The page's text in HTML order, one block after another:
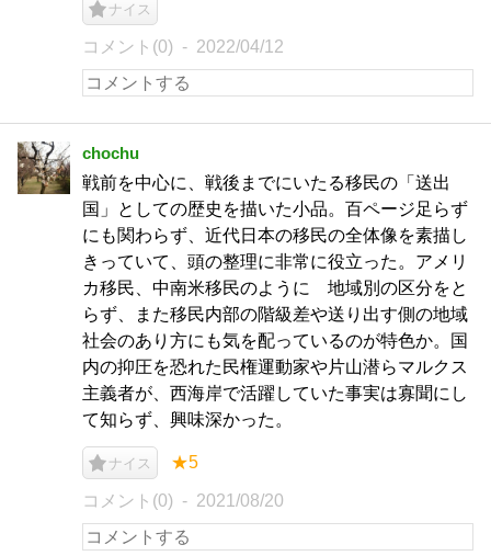
ナイス
コメント(0) 2022/04/12
chochu
戦前を中心に、戦後までにいたる移民の「送出
国」としての歴史を描いた小品。百ページ足らず
にも関わらず、近代日本の移民の全体像を素描し
きっていて、頭の整理に非常に役立った。アメリ
カ移民、中南米移民のように 地域別の区分をと
らず、また移民内部の階級差や送り出す側の地域
社会のあり方にも気を配っているのが特色か。国
内の抑圧を恐れた民権運動家や片山潜らマルクス
主義者が、西海岸で活躍していた事実は寡聞にし
て知らず、興味深かった。
ナイス ★5
コメント(0) 2021/08/20